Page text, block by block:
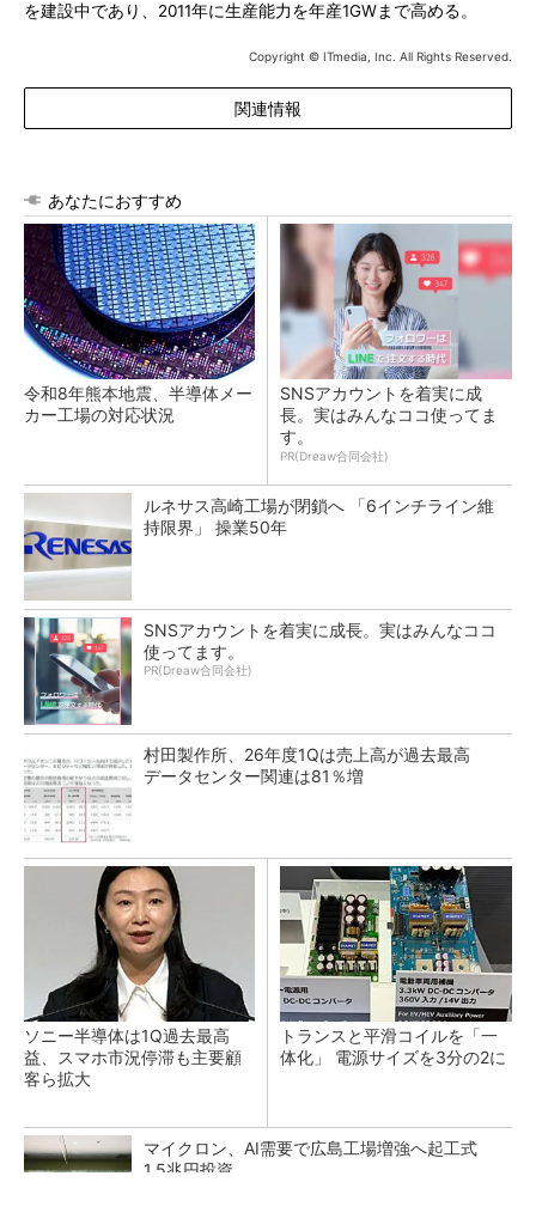
を建設中であり、2011年に生産能力を年産1GWまで高める。
Copyright © ITmedia, Inc. All Rights Reserved.
関連情報
あなたにおすすめ
令和8年熊本地震、半導体メー
カー工場の対応状況
SNSアカウントを着実に成
長。実はみんなココ使ってま
す。
PR(Dreaw合同会社)
ルネサス高崎工場が閉鎖へ 「6インチライン維
持限界」 操業50年
SNSアカウントを着実に成長。実はみんなココ
使ってます。
PR(Dreaw合同会社)
村田製作所、26年度1Qは売上高が過去最高
データセンター関連は81％増
ソニー半導体は1Q過去最高
益、スマホ市況停滞も主要顧
客ら拡大
トランスと平滑コイルを「一
体化」 電源サイズを3分の2に
マイクロン、AI需要で広島工場増強へ起工式
1.5兆円投資